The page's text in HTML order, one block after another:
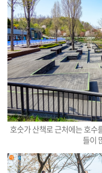
호숫가 산책로 근처에는 호수
들이